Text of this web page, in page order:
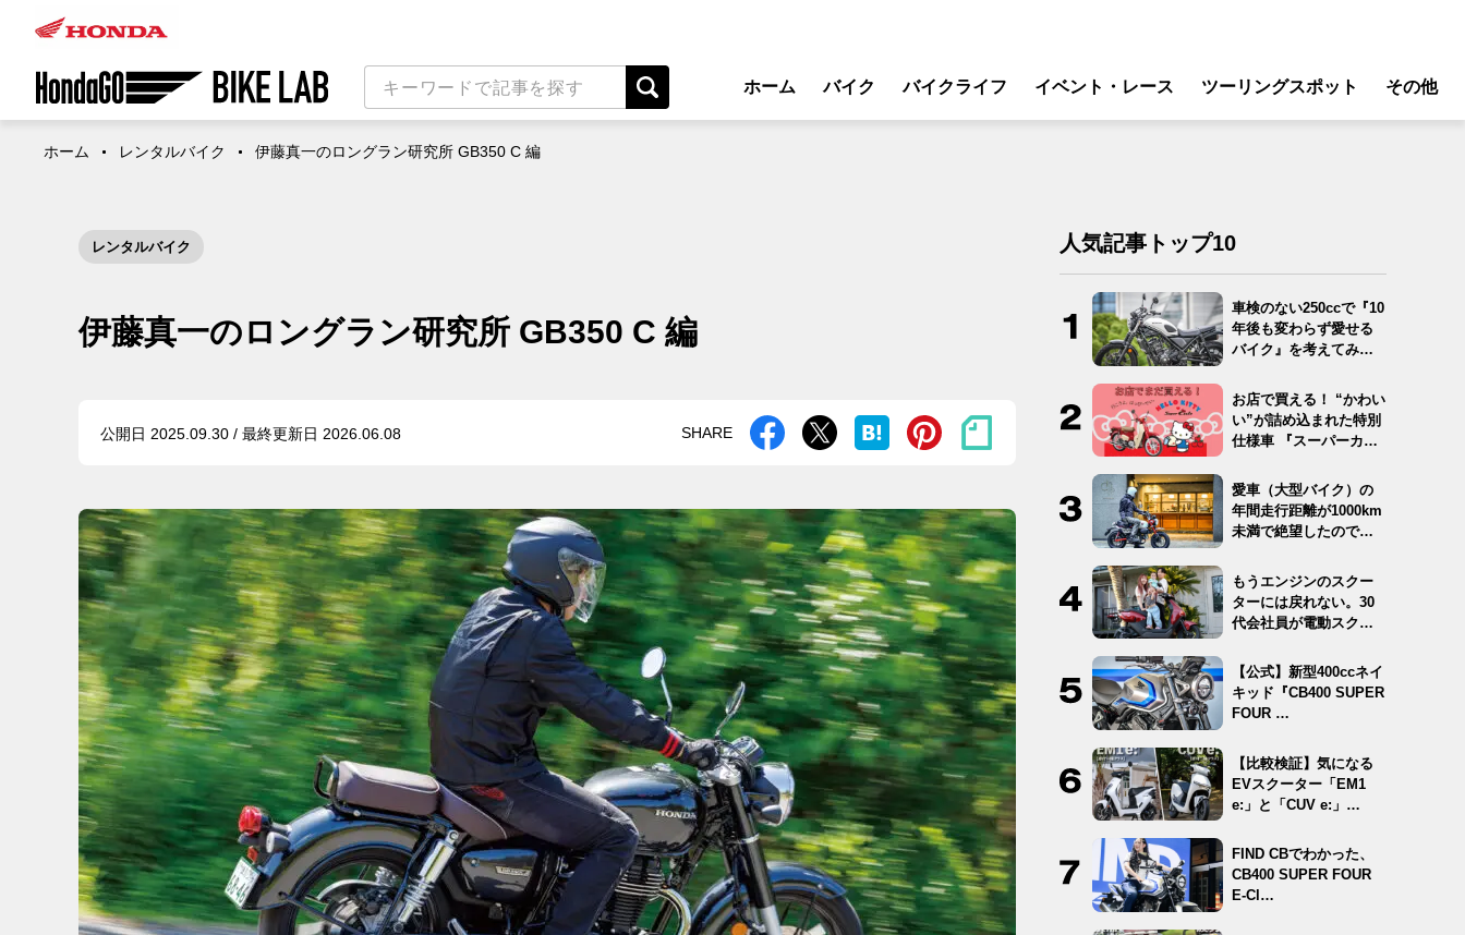
ホーム バイク バイクライフ イベント・レース ツーリングスポット その他
ホーム レンタルバイク 伊藤真一のロングラン研究所 GB350 C 編
レンタルバイク
伊藤真一のロングラン研究所 GB350 C 編
公開日 2025.09.30 / 最終更新日 2026.06.08 SHARE
人気記事トップ10
車検のない250ccで『10
年後も変わらず愛せる
バイク』を考えてみ
お店で買える！ “かわい
い”が詰め込まれた特別
仕様車 『スーパーカ
愛車（大型バイク）の
年間走行距離が1000km
未満で絶望したので
もうエンジンのスクー
ターには戻れない。30
代会社員が電動スクー
【公式】新型400ccネイ
キッド『CB400 SUPER
FOUR …
【比較検証】気になる
EVスクーター「EM1
e:」と「CUV e:」…
FIND CBでわかった、
CB400 SUPER FOUR
E-Cl…